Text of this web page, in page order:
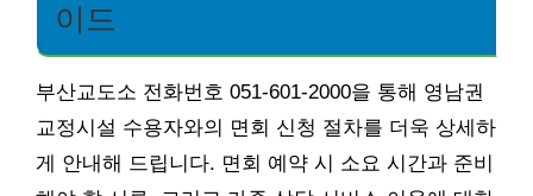
이드
부산교도소 전화번호 051-601-2000을 통해 영남권
교정시설 수용자와의 면회 신청 절차를 더욱 상세하
게 안내해 드립니다. 면회 예약 시 소요 시간과 준비